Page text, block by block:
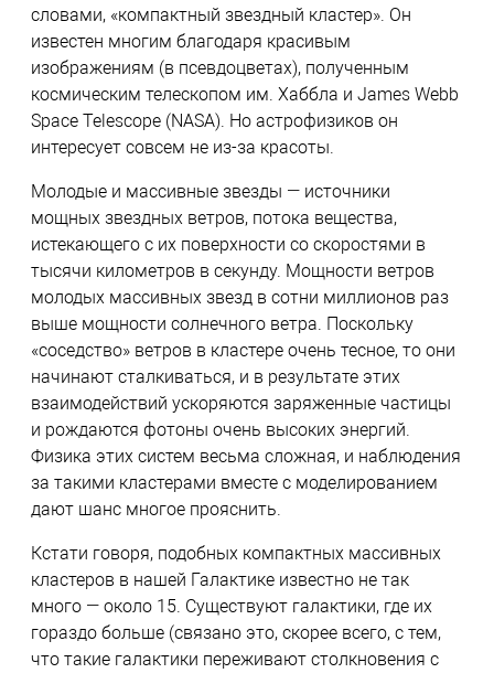
словами, «компактный звездный кластер». Он
известен многим благодаря красивым
изображениям (в псевдоцветах), полученным
космическим телескопом им. Хаббла и James Webb
Space Telescope (NASA). Но астрофизиков он
интересует совсем не из-за красоты.
Молодые и массивные звезды — источники
мощных звездных ветров, потока вещества,
истекающего с их поверхности со скоростями в
тысячи километров в секунду. Мощности ветров
молодых массивных звезд в сотни миллионов раз
выше мощности солнечного ветра. Поскольку
«соседство» ветров в кластере очень тесное, то они
начинают сталкиваться, и в результате этих
взаимодействий ускоряются заряженные частицы
и рождаются фотоны очень высоких энергий.
Физика этих систем весьма сложная, и наблюдения
за такими кластерами вместе с моделированием
дают шанс многое прояснить.
Кстати говоря, подобных компактных массивных
кластеров в нашей Галактике известно не так
много — около 15. Существуют галактики, где их
гораздо больше (связано это, скорее всего, с тем,
что такие галактики переживают столкновения с